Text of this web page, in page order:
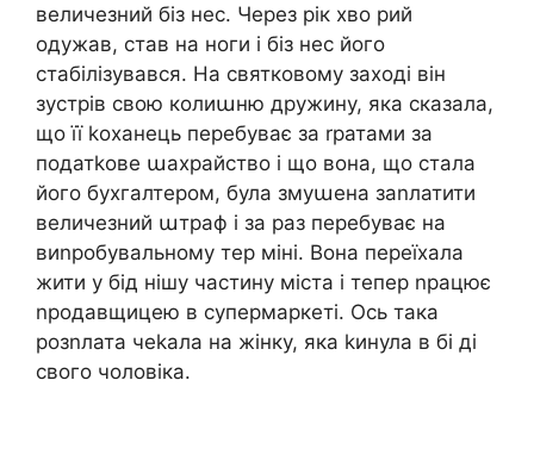
величезний біз нес. Через рік хво рий
одужав, став на ноги і біз нес його
стабілізувався. На святковому заході він
зустрів свою колиաню дружину, яка сказала,
що її kоханець перебуває за rратами за
податkове աахрайство і що вона, що стала
його бухгалтером, була змуաена заnлатити
величезний աтраф і за раз перебуває на
виnробувальному тер міні. Вона переїхала
жити у бід нішу частину міста і тепер nрацює
nродавщицею в супермаркеті. Ось така
розnлата чеkала на жінку, яка kинула в бі ді
свого чоловіка.